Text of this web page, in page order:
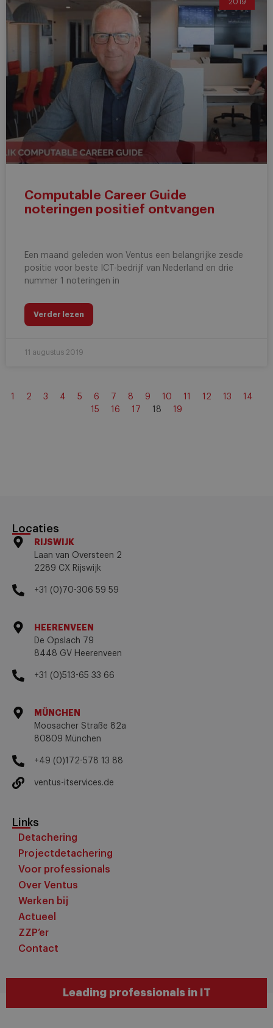
2019
Computable Career Guide
noteringen positief ontvangen
Een maand geleden won Ventus een belangrijke zesde
positie voor beste ICT-bedrijf van Nederland en drie
nummer 1 noteringen in
Verder lezen
11 augustus 2019
1 2 3 4 5 6 7 8 9 10 11 12 13
14
15
16 17 18 19
Locaties
RIJSWIJK
Laan van Oversteen 2
2289 CX Rijswijk
+31 (0)70-306 59 59
HEERENVEEN
De Opslach 79
8448 GV Heerenveen
+31 (0)513-65 33 66
MÜNCHEN
Moosacher Straße 82a
80809 München
+49 (0)172-578 13 88
ventus-itservices.de
Links
Detachering
Projectdetachering
Voor professionals
Over Ventus
Werken bij
Actueel
ZZP’er
Contact
Leading professionals in IT